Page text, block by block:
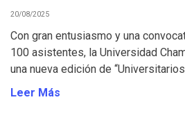
20/08/2025
Con gran entusiasmo y una
100 asistentes, la Universidad
una nueva edición de “Universitarios
Leer Más